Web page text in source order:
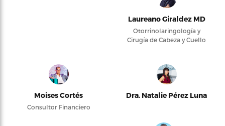
Laureano Giraldez MD
Otorrinolaringología y
Cirugía de Cabeza y Cuello
Moises Cortés
Consultor Financiero
Dra. Natalie Pérez Luna